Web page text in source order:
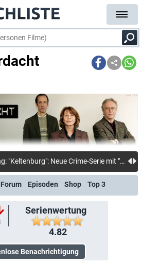
05.08.: Neue Meldung: "Keltenburg": Neue Crime-Serie mit "Der Pass"-Star Julia Jentsch in Arbeit: Drehstart für sechsteilige SWR-Krimiserie mit Mai Duong Kieu ("In aller Freundschaft")
Forum Episoden Shop Top 3
Serienwertung
4.82